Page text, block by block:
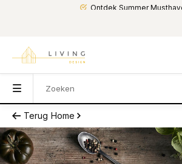
Ontdek Summer
Terug Home